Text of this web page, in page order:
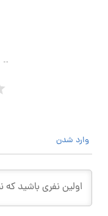
وارد شدن